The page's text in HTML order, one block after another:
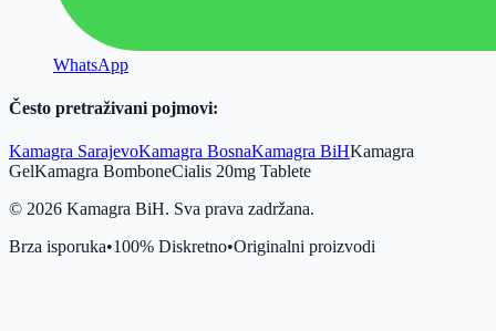
WhatsApp
Često pretraživani pojmovi:
Kamagra SarajevoKamagra BosnaKamagra BiHKamagra
GelKamagra BomboneCialis 20mg Tablete
© 2026 Kamagra BiH. Sva prava zadržana.
Brza isporuka•100% Diskretno•Originalni proizvodi